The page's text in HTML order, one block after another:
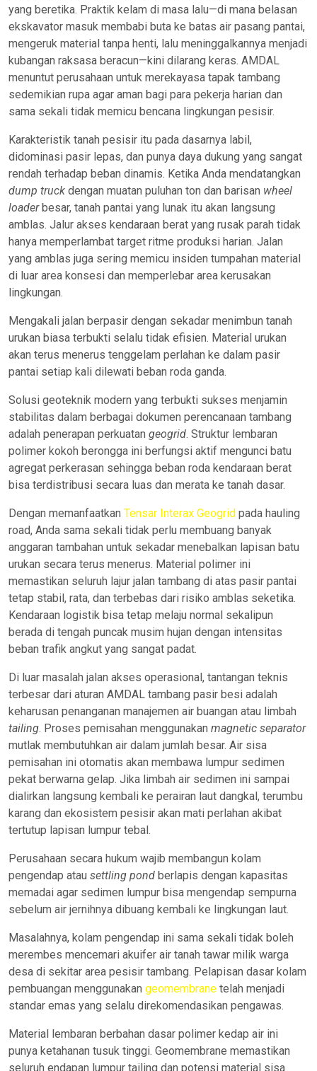
yang beretika. Praktik kelam di masa lalu—di mana belasan
ekskavator masuk membabi buta ke batas air pasang pantai,
mengeruk material tanpa henti, lalu meninggalkannya menjadi
kubangan raksasa beracun—kini dilarang keras. AMDAL
menuntut perusahaan untuk merekayasa tapak tambang
sedemikian rupa agar aman bagi para pekerja harian dan
sama sekali tidak memicu bencana lingkungan pesisir.
Karakteristik tanah pesisir itu pada dasarnya labil,
didominasi pasir lepas, dan punya daya dukung yang sangat
rendah terhadap beban dinamis. Ketika Anda mendatangkan
dump truck dengan muatan puluhan ton dan barisan wheel
loaderbesar, tanah pantai yang lunak itu akan langsung
amblas. Jalur akses kendaraan berat yang rusak parah tidak
hanya memperlambat target ritme produksi harian. Jalan
yang amblas juga sering memicu insiden tumpahan material
di luar area konsesi dan memperlebar area kerusakan
lingkungan.
Mengakali jalan berpasir dengan sekadar menimbun tanah
urukan biasa terbukti selalu tidak efisien. Material urukan
akan terus menerus tenggelam perlahan ke dalam pasir
pantai setiap kali dilewati beban roda ganda.
Solusi geoteknik modern yang terbukti sukses menjamin
stabilitas dalam berbagai dokumen perencanaan tambang
adalah penerapan perkuatan geogrid. Struktur lembaran
polimer kokoh berongga ini berfungsi aktif mengunci batu
agregat perkerasan sehingga beban roda kendaraan berat
bisa terdistribusi secara luas dan merata ke tanah dasar.
Dengan memanfaatkan Tensar Interax Geogrid pada hauling
road, Anda sama sekali tidak perlu membuang banyak
anggaran tambahan untuk sekadar menebalkan lapisan batu
urukan secara terus menerus. Material polimer ini
memastikan seluruh lajur jalan tambang di atas pasir pantai
tetap stabil, rata, dan terbebas dari risiko amblas seketika.
Kendaraan logistik bisa tetap melaju normal sekalipun
berada di tengah puncak musim hujan dengan intensitas
beban trafik angkut yang sangat padat.
Di luar masalah jalan akses operasional, tantangan teknis
terbesar dari aturan AMDAL tambang pasir besi adalah
keharusan penanganan manajemen air buangan atau limbah
tailing. Proses pemisahan menggunakan magnetic separator
mutlak membutuhkan air dalam jumlah besar. Air sisa
pemisahan ini otomatis akan membawa lumpur sedimen
pekat berwarna gelap. Jika limbah air sedimen ini sampai
dialirkan langsung kembali ke perairan laut dangkal, terumbu
karang dan ekosistem pesisir akan mati perlahan akibat
tertutup lapisan lumpur tebal.
Perusahaan secara hukum wajib membangun kolam
pengendap atau settling pond berlapis dengan kapasitas
memadai agar sedimen lumpur bisa mengendap sempurna
sebelum air jernihnya dibuang kembali ke lingkungan laut.
Masalahnya, kolam pengendap ini sama sekali tidak boleh
merembes mencemari akuifer air tanah tawar milik warga
desa di sekitar area pesisir tambang. Pelapisan dasar kolam
pembuangan menggunakan geomembrane telah menjadi
standar emas yang selalu direkomendasikan pengawas.
Material lembaran berbahan dasar polimer kedap air ini
punya ketahanan tusuk tinggi. Geomembrane memastikan
seluruh endapan lumpur tailing dan potensi material sisa